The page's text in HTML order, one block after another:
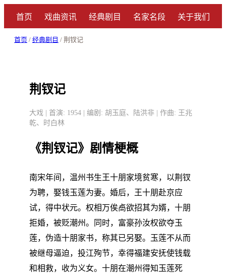
首页 戏曲资讯 经典剧目 名家名段 关于我们
首页 / 经典剧目 / 荆钗记
荆钗记
大戏 | 首演: 1954 | 编剧: 胡玉庭、陆洪非 | 作曲: 王兆
乾、时白林
《荆钗记》剧情梗概
南宋年间，温州书生王十朋家境贫寒，以荆钗
为聘，娶钱玉莲为妻。婚后，王十朋赴京应
试，得中状元。权相万俟卨欲招其为婿，十朋
拒婚，被贬潮州。同时，富豪孙汝权欲夺玉
莲，伪造十朋家书，称其已另娶。玉莲不从而
被继母逼迫，投江殉节，幸得福建安抚使钱载
和相救，收为义女。十朋在潮州得知玉莲死